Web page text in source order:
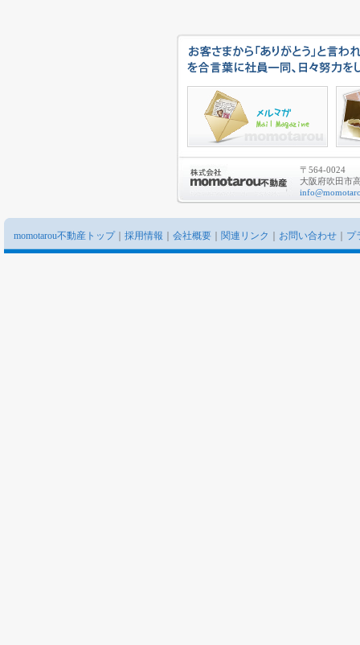
〒564-0024
大阪府吹田市
momotarou不動産トップ｜ 採用情報 会社概要 関連リンク お問い合わせ プ